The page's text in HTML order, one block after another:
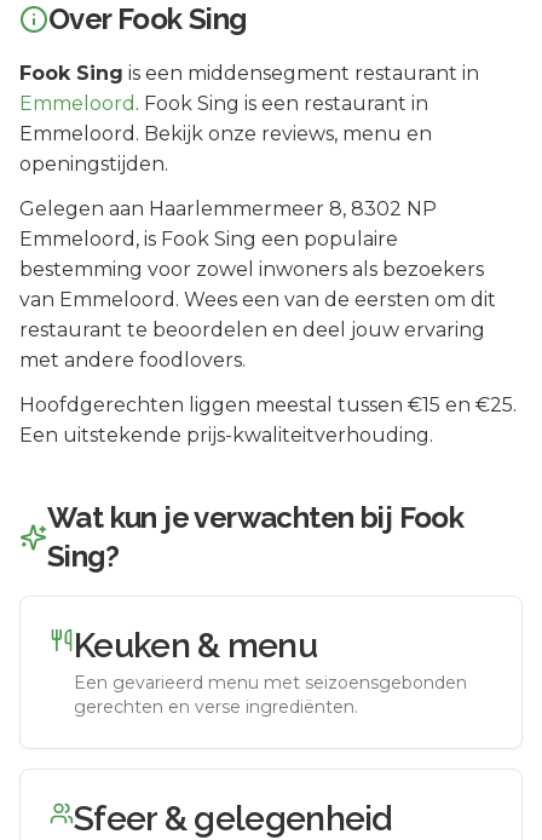
Over Fook Sing
Fook Sing is een middensegment restaurant in
Emmeloord . Fook Sing is een restaurant in
Emmeloord. Bekijk onze reviews, menu en
openingstijden.
Gelegen aan Haarlemmermeer 8, 8302 NP
Emmeloord , is Fook Sing een populaire
bestemming voor zowel inwoners als bezoekers
van Emmeloord . Wees een van de eersten om dit
restaurant te beoordelen en deel jouw ervaring
met andere foodlovers.
Hoofdgerechten liggen meestal tussen €15 en €25.
Een uitstekende prijs-kwaliteitverhouding.
Wat kun je verwachten bij Fook
Sing?
Keuken & menu
Een gevarieerd menu met seizoensgebonden
gerechten en verse ingrediënten.
Sfeer & gelegenheid